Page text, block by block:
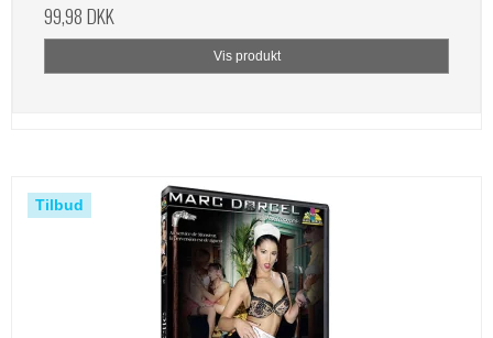
99,98 DKK
Vis produkt
Tilbud